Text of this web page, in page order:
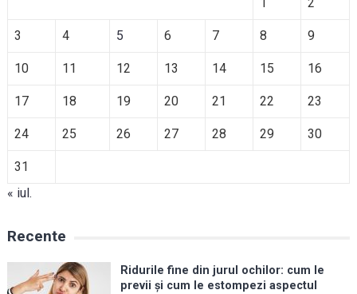
1 2
3 4 5 6 7 8 9
10 11 12 13 14 15 16
17 18 19 20 21 22 23
24 25 26 27 28 29 30
31
« iul.
Recente
Ridurile fine din jurul ochilor: cum le
previi și cum le estompezi aspectul